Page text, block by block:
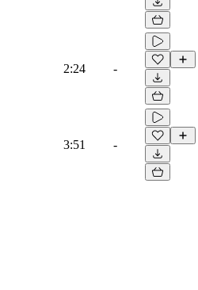
2:24 -
3:51 -